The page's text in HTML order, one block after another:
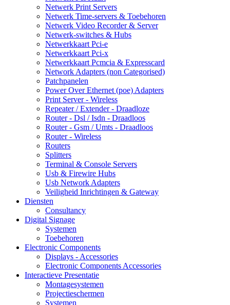
Netwerk Print Servers
Netwerk Time-servers & Toebehoren
Netwerk Video Recorder & Server
Netwerk-switches & Hubs
Netwerkkaart Pci-e
Netwerkkaart Pci-x
Netwerkkaart Pcmcia & Expresscard
Network Adapters (non Categorised)
Patchpanelen
Power Over Ethernet (poe) Adapters
Print Server - Wireless
Repeater / Extender - Draadloze
Router - Dsl / Isdn - Draadloos
Router - Gsm / Umts - Draadloos
Router - Wireless
Routers
Splitters
Terminal & Console Servers
Usb & Firewire Hubs
Usb Network Adapters
Veiligheid Inrichtingen & Gateway
Diensten
Consultancy
Digital Signage
Systemen
Toebehoren
Electronic Components
Displays - Accessories
Electronic Components Accessories
Interactieve Presentatie
Montagesystemen
Projectieschermen
Systemen